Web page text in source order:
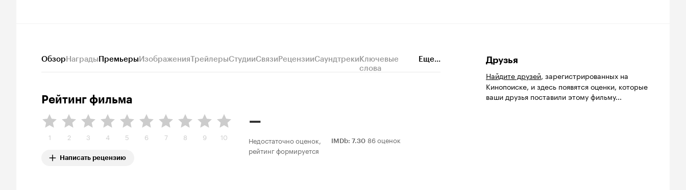
ОбзорНаградыПремьерыИзображенияТрейлерыСтудииСвязиРецензииСаундтрекиКлючевые
слова
Еще...
Рейтинг фильма
1 2 3 4 5 6 7 8 9 10
Написать рецензию
–
Недостаточно оценок,
рейтинг формируется
IMDb: 7.30 86 оценок
Друзья
Найдите друзей, зарегистрированных на
Кинопоиске, и здесь появятся оценки, которые
ваши друзья поставили этому фильму...